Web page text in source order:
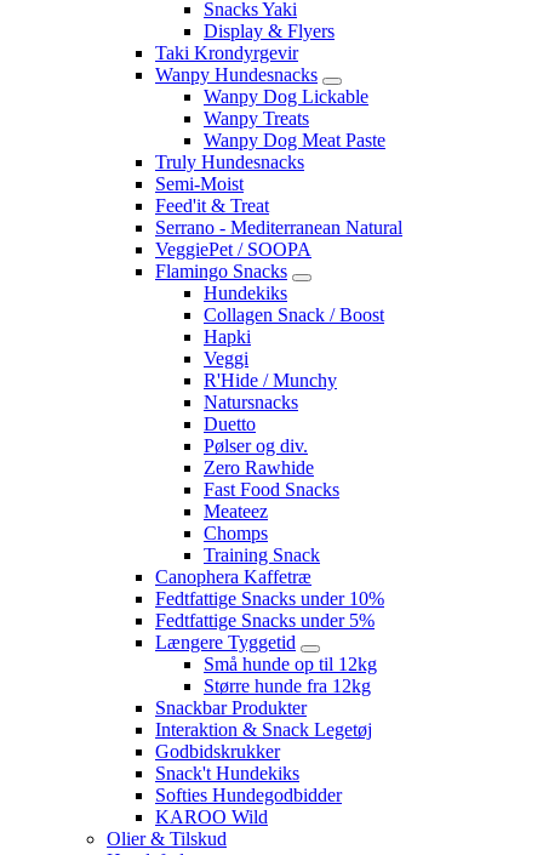
Snacks Yaki
Display & Flyers
Taki Krondyrgevir
Wanpy Hundesnacks
Wanpy Dog Lickable
Wanpy Treats
Wanpy Dog Meat Paste
Truly Hundesnacks
Semi-Moist
Feed'it & Treat
Serrano - Mediterranean Natural
VeggiePet / SOOPA
Flamingo Snacks
Hundekiks
Collagen Snack / Boost
Hapki
Veggi
R'Hide / Munchy
Natursnacks
Duetto
Pølser og div.
Zero Rawhide
Fast Food Snacks
Meateez
Chomps
Training Snack
Canophera Kaffetræ
Fedtfattige Snacks under 10%
Fedtfattige Snacks under 5%
Længere Tyggetid
Små hunde op til 12kg
Større hunde fra 12kg
Snackbar Produkter
Interaktion & Snack Legetøj
Godbidskrukker
Snack't Hundekiks
Softies Hundegodbidder
KAROO Wild
Olier & Tilskud